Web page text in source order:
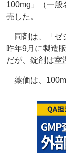
100mg」（一般
売した。
同剤は、「ゼ
昨年9月に製造
だが、錠剤は室
薬価は、